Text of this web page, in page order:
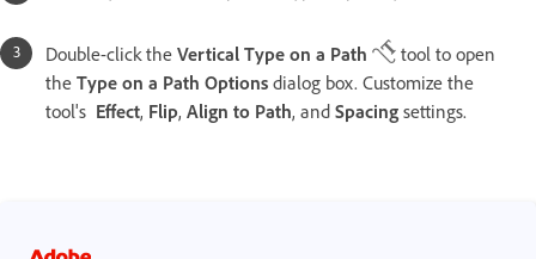
Double-click the Vertical Type on a Path
tool to open
the Type on a Path Options dialog box. Customize the
tool's Effect, Flip, Align to Path, and Spacing settings.